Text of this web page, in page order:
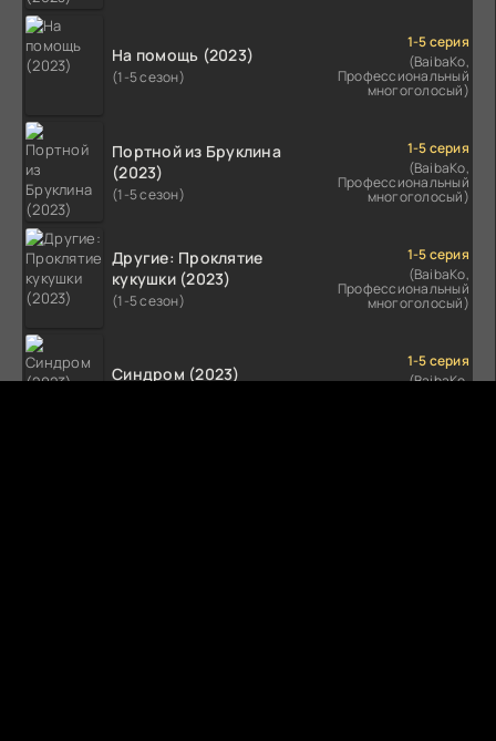
На помощь (2023)
(1-5 сезон)
1-5 серия
(BaibaKo,
Профессиональный
многоголосый)
Портной из Бруклина
(2023)
(1-5 сезон)
1-5 серия
(BaibaKo,
Профессиональный
многоголосый)
Другие: Проклятие
кукушки (2023)
(1-5 сезон)
1-5 серия
(BaibaKo,
Профессиональный
многоголосый)
Синдром (2023)
1-5 серия
(BaibaKo,